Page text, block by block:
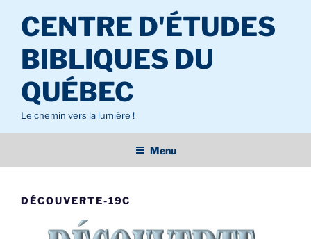
contenu
principal
CENTRE D'ÉTUDES
BIBLIQUES DU
QUÉBEC
Le chemin vers la lumière !
Menu
DÉCOUVERTE-19C